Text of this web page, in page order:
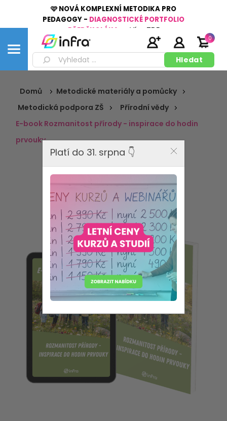
🩷 NOVÁ KOMPLEXNÍ METODIKA PRO
PEDAGOGY - DIAGNOSTICKÉ PORTFOLIO
PŘEDŠKOLÁKA
Více ZDE
0
Domů
Metodické materiály a pomůcky
Metodická podpora ZŠ
Přírodní vědy
E-book Rozmanitost přírody - inspirace do hodin
prvouky
Platí do 31. srpna 👇